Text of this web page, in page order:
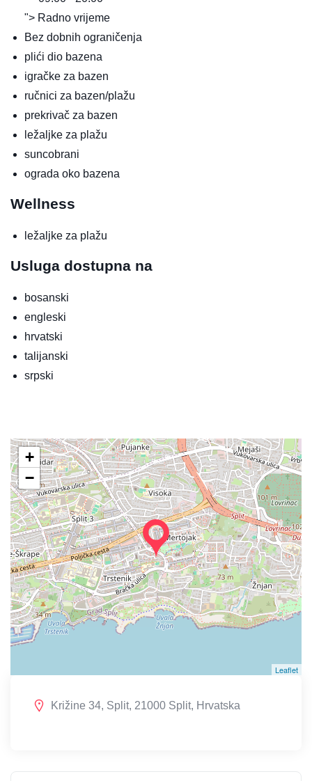
"> Radno vrijeme
Bez dobnih ograničenja
plići dio bazena
igračke za bazen
ručnici za bazen/plažu
prekrivač za bazen
ležaljke za plažu
suncobrani
ograda oko bazena
Wellness
ležaljke za plažu
Usluga dostupna na
bosanski
engleski
hrvatski
talijanski
srpski
+
−
Leaflet
Križine 34, Split, 21000 Split, Hrvatska